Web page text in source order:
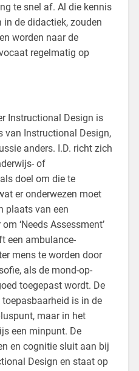
te snel af. Al die kennis
in de didactiek, zouden
worden naar de
regelmatig op
Instructional Design is
van Instructional Design,
anders. I.D. richt zich
of
doel om die te
er onderwezen moet
plaats van een
‘Needs Assessment’
een ambulance-
mens te worden door
als de mond-op-
toegepast wordt. De
is in de
maar in het
een minpunt. De
en cognitie sluit aan bij
Design en staat op